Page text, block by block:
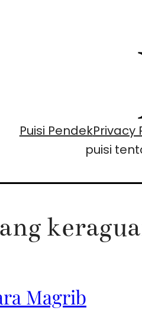
Puisi PendekPrivacy
puisi
Magrib